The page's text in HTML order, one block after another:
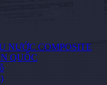
NƯỚC COMPOSITE
QUỐC